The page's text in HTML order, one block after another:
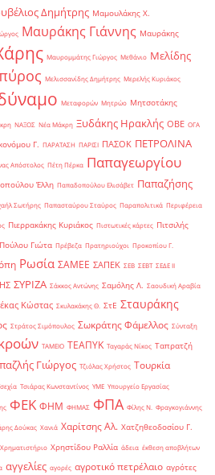
Δημήτρης Μαμουλάκης Χ.
Μαυράκης Γιάννης Μαυράκης
Μαυρομμάτης Γιώργος Μεθάνιο Μελίδης
Μελισσανίδης Δημήτρης Μερελής Κυριάκος
Μεταφορών Μητρώο Μητσοτάκης
ΝΑΞΟΣ Νέα Μάκρη Ξυδάκης Ηρακλής ΟΒΕ ΟΓΑ
Γ. ΠΑΡΑΤΑΣΗ ΠΑΡΙΣΙ ΠΑΣΟΚ ΠΕΤΡΟΛΙΝΑ
Απόστολος Πέτη Πέρκα Παπαγεωργίου
Έλλη Παπαδοπούλου Ελισάβετ Παπαζήσης
Σωτήρης Παπασταύρου Σταύρος Παραπολιτικά Περιφέρεια
Πιερρακάκης Κυριάκος Πιστωτικές κάρτες Πιτσιλής
Πούλου Γιώτα Πρέβεζα Πρατηριούχοι Προκοπίου Γ.
Ρωσία ΣΑΜΕΕ ΣΑΠΕΚ ΣΕΒ ΣΕΒΤ ΣΕΔΕ ΙΙ
ΣΥΡΙΖΑ Σάκκος Αντώνης Σαμόλης Λ. Σαουδική Αραβία
Κώστας Σκυλακάκης Θ. ΣτΕ Σταυράκης
Στράτος Σιμόπουλος Σωκράτης Φάμελλος Σύνταξη
ΤΑΜΕΙΟ ΤΕΑΠΥΚ Ταγαράς Νίκος Ταπρατζή
Γιώργος Τζιόλας Χρήστος Τουρκία
Τσιάρας Κωνσταντίνος ΥΜΕ Υπουργείο Εργασίας
ΦΕΚ ΦΗΜ ΦΗΜΑΣ ΦΠΑ Φίλης Ν. Φραγκογιάννης
Δούκας Χανιά Χαρίτσης Αλ. Χατζηθεοδοσίου Γ.
Χρηματιστήριο Χρηστίδου Ραλλία άδεια έκθεση αποβλήτων
αγγελίες αγορές αγροτικό πετρέλαιο αγρότες